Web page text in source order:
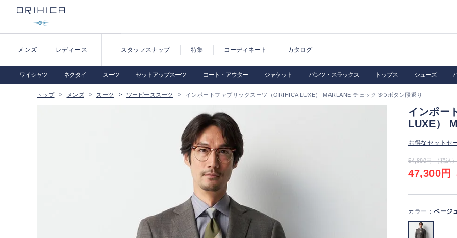
メンズ レディース スタッフスナップ 特集 コーディネート カタログ
ワイシャツ ネクタイ スーツ セットアップスーツ コート・アウター ジャケット パンツ・スラックス トップス シューズ
トップ メンズ スーツ ツーピーススーツ インポートファブリックスーツ（ORIHICA LUXE） MARLANE チェック 3つボタン段返り
インポー
LUXE）
お得なセットセ
54,890円 （税込）
47,300円
カラー： ベージ